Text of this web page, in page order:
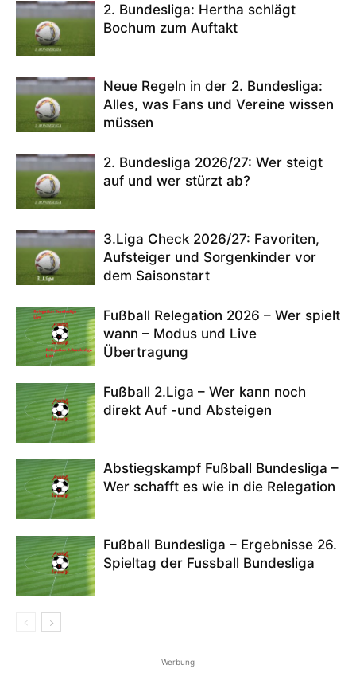
2. Bundesliga: Hertha schlägt
Bochum zum Auftakt
Neue Regeln in der 2. Bundesliga:
Alles, was Fans und Vereine wissen
müssen
2. Bundesliga 2026/27: Wer steigt
auf und wer stürzt ab?
3.Liga Check 2026/27: Favoriten,
Aufsteiger und Sorgenkinder vor
dem Saisonstart
Fußball Relegation 2026 – Wer spielt
wann – Modus und Live
Übertragung
Fußball 2.Liga – Wer kann noch
direkt Auf -und Absteigen
Abstiegskampf Fußball Bundesliga –
Wer schafft es wie in die Relegation
Fußball Bundesliga – Ergebnisse 26.
Spieltag der Fussball Bundesliga
Werbung